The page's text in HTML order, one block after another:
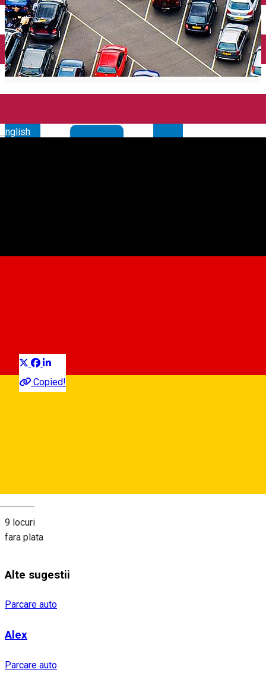
English
Copied!
9 locuri
fara plata
Alte sugestii
Parcare auto
Alex
Parcare auto